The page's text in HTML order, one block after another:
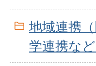
地域連携
学連携など